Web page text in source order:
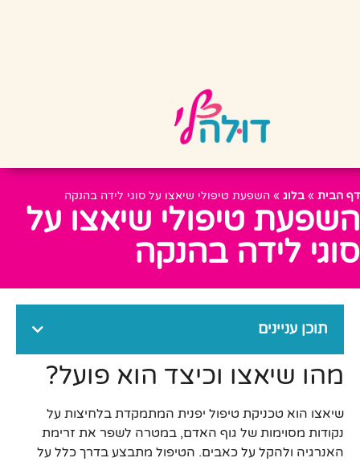
דף הבית » בלוג » השפעת טיפולי שיאצו על סוגי לידה בהנקה
השפעת טיפולי שיאצו על
סוגי לידה בהנקה
תוכן עניינים
מהו שיאצו וכיצד הוא פועל?
שיאצו הוא טכניקת טיפול יפנית המתמקדת בלחיצות על
נקודות מסוימות של גוף האדם, במטרה לשפר את זרימת
האנרגיה ולהקל על כאבים. הטיפול מתבצע בדרך כלל על